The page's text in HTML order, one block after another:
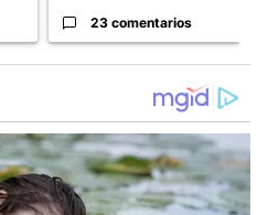
23 comentarios